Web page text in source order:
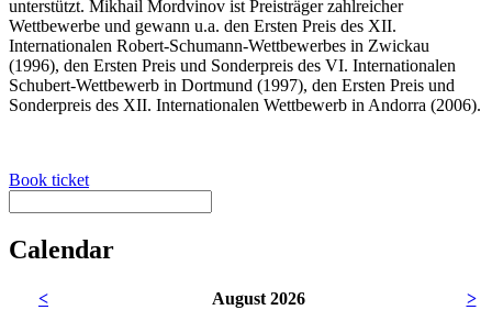
unterstützt. Mikhail Mordvinov ist Preisträger zahlreicher
Wettbewerbe und gewann u.a. den Ersten Preis des XII.
Internationalen Robert-Schumann-Wettbewerbes in Zwickau
(1996), den Ersten Preis und Sonderpreis des VI. Internationalen
Schubert-Wettbewerb in Dortmund (1997), den Ersten Preis und
Sonderpreis des XII. Internationalen Wettbewerb in Andorra (2006).
Book ticket
Calendar
< August 2026
>